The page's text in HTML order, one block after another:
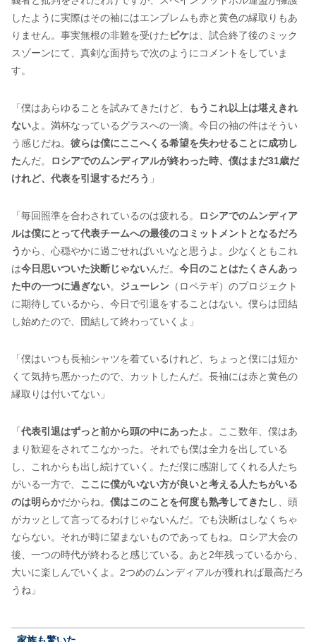
したように実際はその袖にはエンブレムも赤と黄色の縁取りもあ
りません。事実無根の非難を受けた ピケは、試合終了後のミック
スゾーンにて、真剣な面持ちで次のようにコメントをしていま
す。
「僕はあらゆることを試みてきたけど、
もうこれ以上は堪えきれ
ないよ。満杯なっているグラスへの一滴。今日の袖の件はそうい
う感じだね。 彼らは僕にここへくる希望を失わせることに成功し
たんだ。
ロシアでのムンディアルが終わった時、僕はまだ31歳だ
けれど、代表を引退するだろう 」
「毎回照準を合わされているのは疲れる。
ロシアでのムンディア
ルは僕にとって代表チームへの最後のコミットメントとなるだろ
うから、心穏やかに過ごせればいいなと思うよ。少なくともこれ
は今日思いついた決断じゃないんだ。 今日のことはたくさんあっ
た中の一つに過ぎない。 ジューレン （ロペテギ）のプロジェクト
に期待しているから、今日で引退をすることはない。僕らは団結
し始めたので、団結して終わっていくよ」
「僕はいつも長袖シャツを着ているけれど、ちょっと僕には短か
くて気持ち悪かったので、カットしたんだ。長袖には赤と黄色の
縁取りは付いてない」
「 代表引退はずっと前から頭の中にあったよ。ここ数年、僕はあ
まり歓迎をされてこなかった。それでも僕は全力を出している
し、これからも出し続けていく。ただ僕に感謝してくれる人たち
がいる一方で、 ここに僕がいない方が良いと考える人たちがいる
のは明らかだからね。 僕はこのことを何度も熟考してきた し、頭
がカッとして言ってるわけじゃないんだ。でも決断はしなくちゃ
ならない。それが時に望まないものであってもね。ロシア大会の
後、一つの時代が終わると感じている。あと2年残っているから、
大いに楽しんでいくよ。2つめのムンディアルが獲れれば最高だろ
うね」